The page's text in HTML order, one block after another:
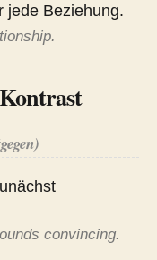
jede Beziehung.
convincing.